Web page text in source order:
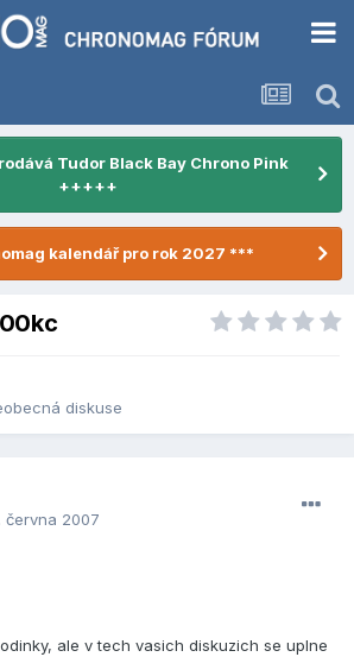
Tudor Black Bay Chrono Pink
+++++
kalendář pro rok 2027 ***
diskuse
června 2007
ale v tech vasich diskuzich se uplne